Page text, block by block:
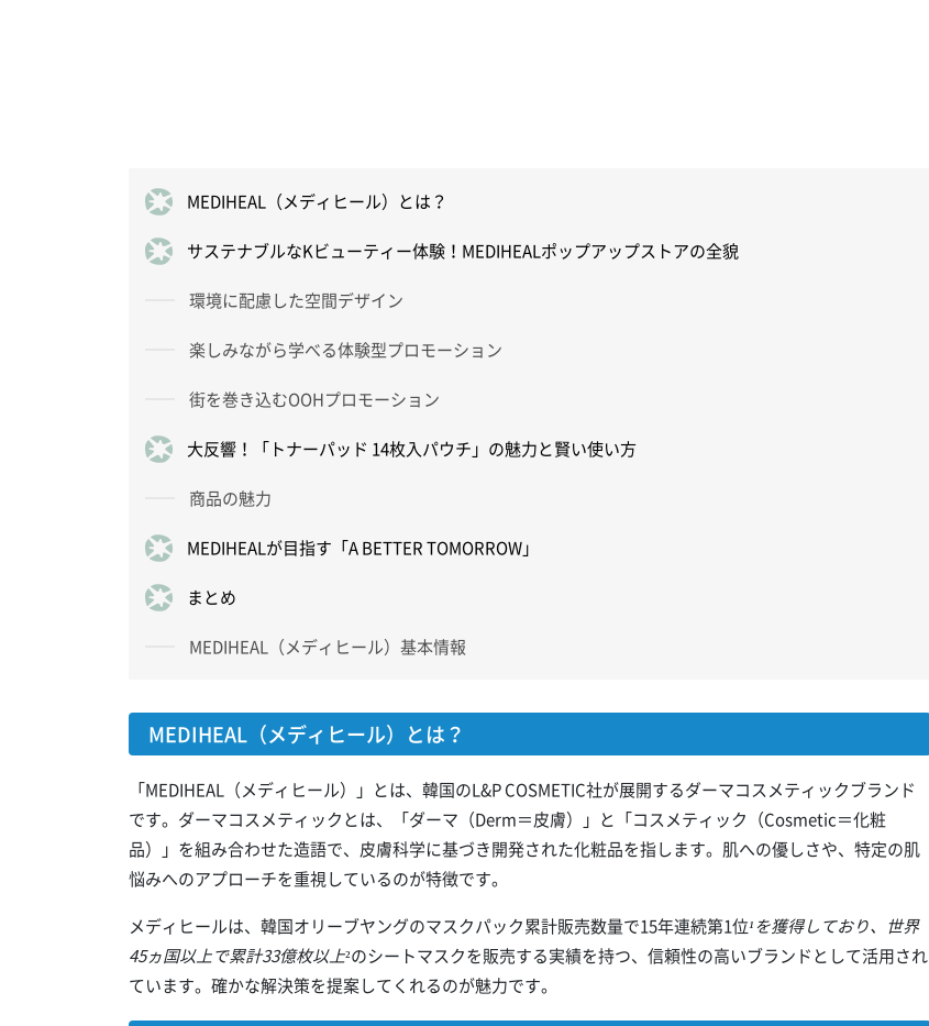
MEDIHEAL（メディヒール）とは？
サステナブルなKビューティー体験！MEDIHEALポップアップストアの全貌
環境に配慮した空間デザイン
楽しみながら学べる体験型プロモーション
街を巻き込むOOHプロモーション
大反響！「トナーパッド 14枚入パウチ」の魅力と賢い使い方
商品の魅力
MEDIHEALが目指す「A BETTER TOMORROW」
まとめ
MEDIHEAL（メディヒール）基本情報
MEDIHEAL（メディヒール）とは？
「MEDIHEAL（メディヒール）」とは、韓国のL&P COSMETIC社が展開するダーマコスメティックブランド
です。ダーマコスメティックとは、「ダーマ（Derm＝皮膚）」と「コスメティック（Cosmetic＝化粧
品）」を組み合わせた造語で、皮膚科学に基づき開発された化粧品を指します。肌への優しさや、特定の肌
悩みへのアプローチを重視しているのが特徴です。
メディヒールは、韓国オリーブヤングのマスクパック累計販売数量で15年連続第1位¹を獲得しており、世界
45ヵ国以上で累計33億枚以上²のシートマスクを販売する実績を持つ、信頼性の高いブランドとして活用され
ています。確かな解決策を提案してくれるのが魅力です。